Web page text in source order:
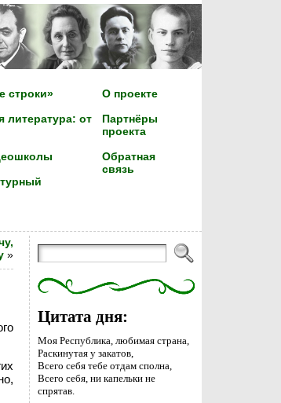
строки»
литература: от
О проекте
Партнёры
проекта
Обратная
связь
»
Цитата дня:
Моя Республика, любимая страна,
Раскинутая у закатов,
Всего себя тебе отдам сполна,
Всего себя, ни капельки не
спрятав.